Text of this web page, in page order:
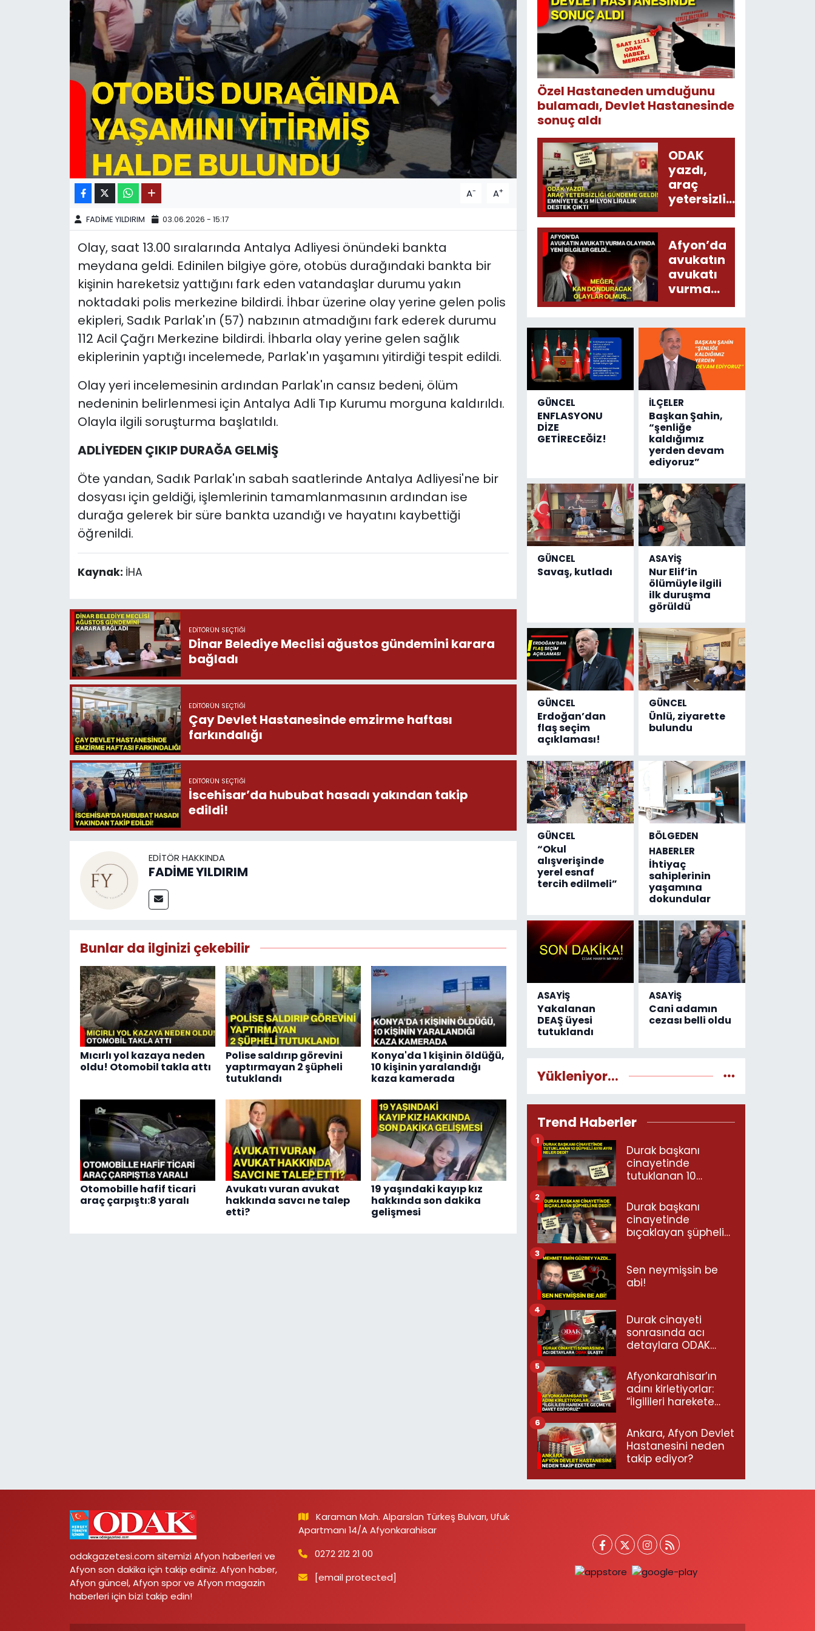
A- A+
FADİME YILDIRIM 03.06.2026 - 15:17
Olay, saat 13.00 sıralarında Antalya Adliyesi önündeki bankta
meydana geldi. Edinilen bilgiye göre, otobüs durağındaki bankta bir
kişinin hareketsiz yattığını fark eden vatandaşlar durumu yakın
noktadaki polis merkezine bildirdi. İhbar üzerine olay yerine gelen polis
ekipleri, Sadık Parlak'ın (57) nabzının atmadığını fark ederek durumu
112 Acil Çağrı Merkezine bildirdi. İhbarla olay yerine gelen sağlık
ekiplerinin yaptığı incelemede, Parlak'ın yaşamını yitirdiği tespit edildi.
Olay yeri incelemesinin ardından Parlak'ın cansız bedeni, ölüm
nedeninin belirlenmesi için Antalya Adli Tıp Kurumu morguna kaldırıldı.
Olayla ilgili soruşturma başlatıldı.
ADLİYEDEN ÇIKIP DURAĞA GELMİŞ
Öte yandan, Sadık Parlak'ın sabah saatlerinde Antalya Adliyesi'ne bir
dosyası için geldiği, işlemlerinin tamamlanmasının ardından ise
durağa gelerek bir süre bankta uzandığı ve hayatını kaybettiği
öğrenildi.
Kaynak: İHA
EDITÖRÜN SEÇTIĞI
Dinar Belediye Meclisi ağustos gündemini karara
bağladı
EDITÖRÜN SEÇTIĞI
Çay Devlet Hastanesinde emzirme haftası
farkındalığı
EDITÖRÜN SEÇTIĞI
İscehisar’da hububat hasadı yakından takip
edildi!
EDITÖR HAKKINDA
FADİME YILDIRIM
Bunlar da ilginizi çekebilir
Mıcırlı yol kazaya neden
oldu! Otomobil takla attı
Polise saldırıp görevini
yaptırmayan 2 şüpheli
tutuklandı
Konya'da 1 kişinin öldüğü,
10 kişinin yaralandığı
kaza kamerada
Otomobille hafif ticari
araç çarpıştı:8 yaralı
Avukatı vuran avukat
hakkında savcı ne talep
etti?
19 yaşındaki kayıp kız
hakkında son dakika
gelişmesi
Özel Hastaneden umduğunu
bulamadı, Devlet Hastanesinde
sonuç aldı
ODAK
yazdı,
araç
yetersizliği
gündeme
geldi!
Emniyete
4,5 milyon
liralık
destek
Afyon’da
avukatın
avukatı
vurma
olayında
geldi...
Meğer, kan
donduracak
olaylar
olmuş...
GÜNCEL
ENFLASYONU
DİZE
GETİRECEĞİZ!
İLÇELER
Başkan Şahin,
“şenliğe
kaldığımız
yerden devam
ediyoruz”
GÜNCEL
Savaş, kutladı
ASAYİŞ
Nur Elif’in
ölümüyle ilgili
ilk duruşma
görüldü
GÜNCEL
Erdoğan’dan
flaş seçim
açıklaması!
GÜNCEL
Ünlü, ziyarette
bulundu
GÜNCEL
“Okul
alışverişinde
yerel esnaf
tercih edilmeli”
BÖLGEDEN
HABERLER
İhtiyaç
sahiplerinin
yaşamına
dokundular
ASAYİŞ
Yakalanan
DEAŞ üyesi
tutuklandı
ASAYİŞ
Cani adamın
cezası belli oldu
Yükleniyor...
Trend Haberler
Durak başkanı
cinayetinde
tutuklanan 10
neler dedi?
1
Durak başkanı
cinayetinde
bıçaklayan şüpheli
2
Sen neymişsin be
abi!
3
Durak cinayeti
sonrasında acı
detaylara ODAK
4
Afyonkarahisar’ın
adını kirletiyorlar:
“İlgilileri harekete
ediyoruz”
5
Ankara, Afyon Devlet
Hastanesini neden
takip ediyor?
6
odakgazetesi.com sitemizi Afyon haberleri ve
Afyon son dakika için takip ediniz. Afyon haber,
Afyon güncel, Afyon spor ve Afyon magazin
haberleri için bizi takip edin!
Karaman Mah. Alparslan Türkeş Bulvarı, Ufuk
Apartmanı 14/A Afyonkarahisar
0272 212 21 00
[email protected]
11:11 MANŞET